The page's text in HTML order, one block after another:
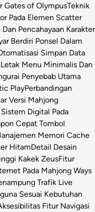
Gates of OlympusTeknik
Pada Elemen Scatter
Pencahayaan Karakter
Berdiri Ponsel Dalam
Simpan Data
Menu Minimalis Dan
Penyebab Utama
PlayPerbandingan
Versi Mahjong
Digital Pada
Cepat Tombol
Memori Cache
HitamDetail Desain
Kakek ZeusFitur
Pada Mahjong Ways
Trafik Live
Sesuai Kebutuhan
Fitur Navigasi